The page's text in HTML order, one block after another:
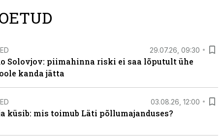
29.07.26, 09:30
Solovjov: piimahinna riski ei saa lõputult ühe
kanda jätta
03.08.26, 12:00
küsib: mis toimub Läti põllumajanduses?